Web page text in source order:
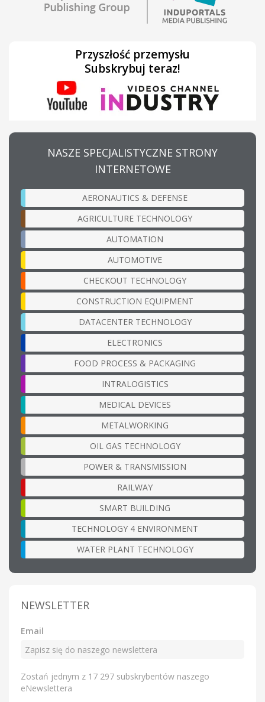
Przyszłość przemysłu
Subskrybuj teraz!
NASZE SPECJALISTYCZNE STRONY
INTERNETOWE
AERONAUTICS & DEFENSE
AGRICULTURE TECHNOLOGY
AUTOMATION
AUTOMOTIVE
CHECKOUT TECHNOLOGY
CONSTRUCTION EQUIPMENT
DATACENTER TECHNOLOGY
ELECTRONICS
FOOD PROCESS & PACKAGING
INTRALOGISTICS
MEDICAL DEVICES
METALWORKING
OIL GAS TECHNOLOGY
POWER & TRANSMISSION
RAILWAY
SMART BUILDING
TECHNOLOGY 4 ENVIRONMENT
WATER PLANT TECHNOLOGY
NEWSLETTER
Email
Zostań jednym z 17 297 subskrybentów naszego
eNewslettera